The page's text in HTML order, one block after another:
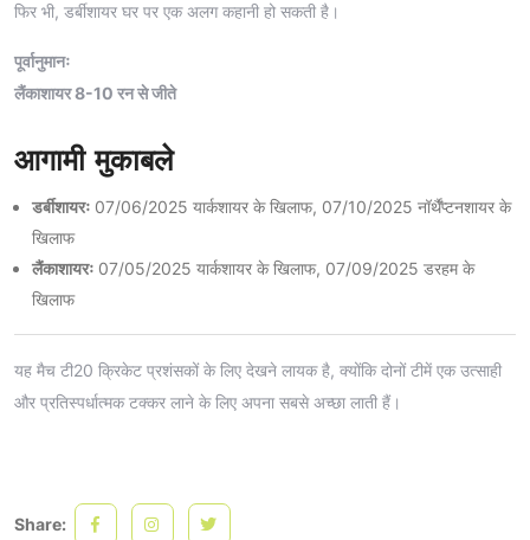
फिर भी, डर्बीशायर घर पर एक अलग कहानी हो सकती है।
पूर्वानुमानः
लैंकाशायर 8-10 रन से जीते
आगामी मुकाबले
डर्बीशायरः 07/06/2025 यार्कशायर के खिलाफ, 07/10/2025 नॉर्थैंप्टनशायर के
खिलाफ
लैंकाशायरः 07/05/2025 यार्कशायर के खिलाफ, 07/09/2025 डरहम के
खिलाफ
यह मैच टी20 क्रिकेट प्रशंसकों के लिए देखने लायक है, क्योंकि दोनों टीमें एक उत्साही
और प्रतिस्पर्धात्मक टक्कर लाने के लिए अपना सबसे अच्छा लाती हैं।
Share: